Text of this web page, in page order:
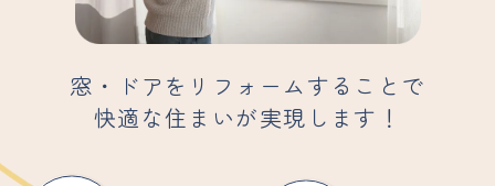
窓・ドアをリフォームすることで
快適な住まいが実現します！